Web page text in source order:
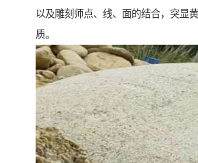
以及雕刻师点、线、面的结合，突显
质。